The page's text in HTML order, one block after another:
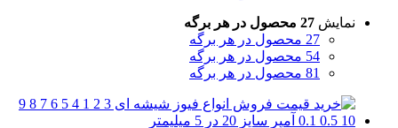
نمایش 27 محصول در هر برگه
27 محصول در هر برگه
54 محصول در هر برگه
81 محصول در هر برگه